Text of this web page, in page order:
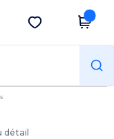
Obtenir l'appli
détail